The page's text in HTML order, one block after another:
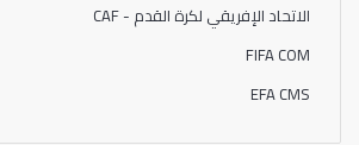
الاتحاد الإفريقي لكرة القدم - CAF
FIFA COM
EFA CMS